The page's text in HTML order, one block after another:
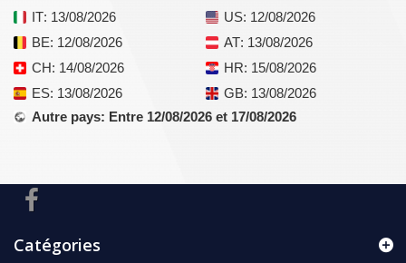
IT: 13/08/2026 US: 12/08/2026
BE: 12/08/2026 AT: 13/08/2026
CH: 14/08/2026 HR: 15/08/2026
ES: 13/08/2026 GB: 13/08/2026
Autre pays: Entre 12/08/2026 et 17/08/2026
Catégories